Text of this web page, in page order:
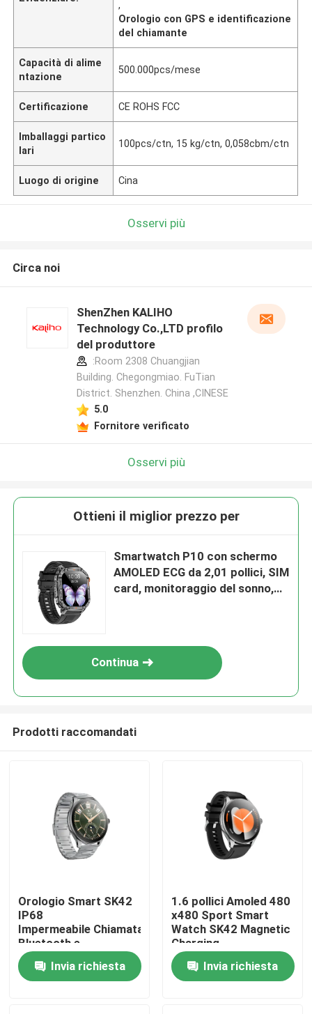
Casa
Prodotti
,
Orologio con GPS e identificazione
del chiamante
Capacità di alime
ntazione
500.000pcs/mese
Certificazione CE ROHS FCC
Imballaggi partico
lari
100pcs/ctn, 15 kg/ctn, 0,058cbm/ctn
Luogo di origine Cina
Osservi più
Circa noi
ShenZhen KALIHO
Technology Co.,LTD profilo
del produttore
:Room 2308 Chuangjian
Building. Chegongmiao. FuTian
District. Shenzhen. China ,CINESE
5.0
Fornitore verificato
Osservi più
Ottieni il miglior prezzo per
Smartwatch P10 con schermo
AMOLED ECG da 2,01 pollici, SIM
card, monitoraggio del sonno,
tracker sportivo, chiamate
telefoniche J13, riunioni
chiamante CID
Continua
Prodotti raccomandati
Orologio Smart SK42
IP68
Impermeabile Chiamata
Bluetooth e
Monitoraggio
Frequenza Cardiaca
Ossigeno nel Sangue
Invia richiesta
1.6 pollici Amoled 480
x480 Sport Smart
Watch SK42 Magnetic
Charging
SedentarySupporto di
promemoriaInvia richiesta